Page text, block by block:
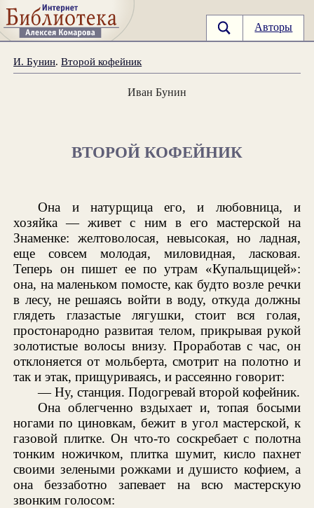
Авторы
И. Бунин.Второй кофейник
Иван Бунин
ВТОРОЙ КОФЕЙНИК
Она и натурщица его, и любовница, и
хозяйка — живет с ним в его мастерской на
Знаменке: желтоволосая, невысокая, но ладная,
еще совсем молодая, миловидная, ласковая.
Теперь он пишет ее по утрам «Купальщицей»:
она, на маленьком помосте, как будто возле речки
в лесу, не решаясь войти в воду, откуда должны
глядеть глазастые лягушки, стоит вся голая,
простонародно развитая телом, прикрывая рукой
золотистые волосы внизу. Проработав с час, он
отклоняется от мольберта, смотрит на полотно и
так и этак, прищуриваясь, и рассеянно говорит:
— Ну, станция. Подогревай второй кофейник.
Она облегченно вздыхает и, топая босыми
ногами по циновкам, бежит в угол мастерской, к
газовой плитке. Он что-то соскребает с полотна
тонким ножичком, плитка шумит, кисло пахнет
своими зелеными рожками и душисто кофием, а
она беззаботно запевает на всю мастерскую
звонким голосом: